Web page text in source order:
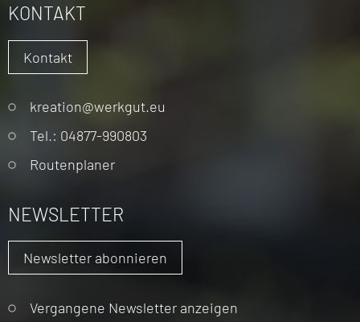
KONTAKT
Kontakt
Navigation
überspringen
kreation@werkgut.eu
Tel.: 04877-990803
Routenplaner
NEWSLETTER
Newsletter abonnieren
Vergangene Newsletter anzeigen